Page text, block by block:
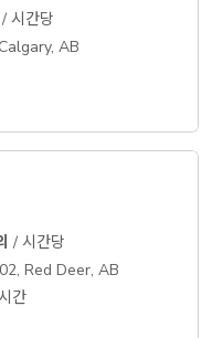
/ 시간당
AB
/ 시간당
Red Deer, AB
간